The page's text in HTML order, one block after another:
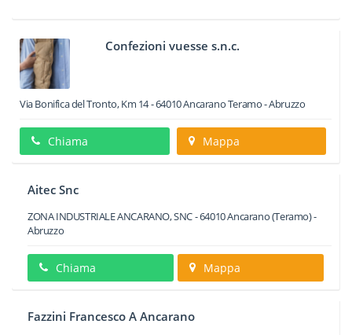
Confezioni vuesse s.n.c.
Via Bonifica del Tronto, Km 14-64010AncaranoTeramo -Abruzzo
Chiama Mappa
Aitec Snc
ZONA INDUSTRIALE ANCARANO, SNC-64010Ancarano(Teramo) -
Abruzzo
Chiama Mappa
Fazzini Francesco A Ancarano